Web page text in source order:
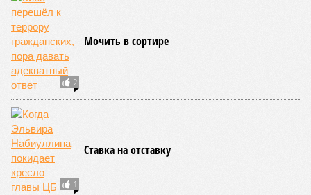
миллиарды»
Но ведь как раз годы с миллиардами и имелись в
распоряжении государства! Стоит напомнить, что
программа импортозамещения была принята в 2014 году, то
есть 12 лет назад. К 2020-му кабинет предполагал снизить
показатели импортозависимости с исходных 70–90 до 50–
60%. На дворе 2026-й – во многих отечественных отраслях
производители только и заняты тем, что переклеивают
шильдики. Или программа импортозамещения изначально
предполагалась как чистой воды очковтирательство, или
ответственные за неё люди предпочитали не ограничивать
себя в сроках на её реализацию.